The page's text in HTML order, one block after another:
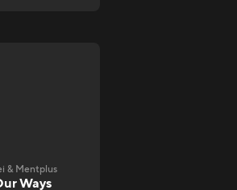
& Mentplus
Ways